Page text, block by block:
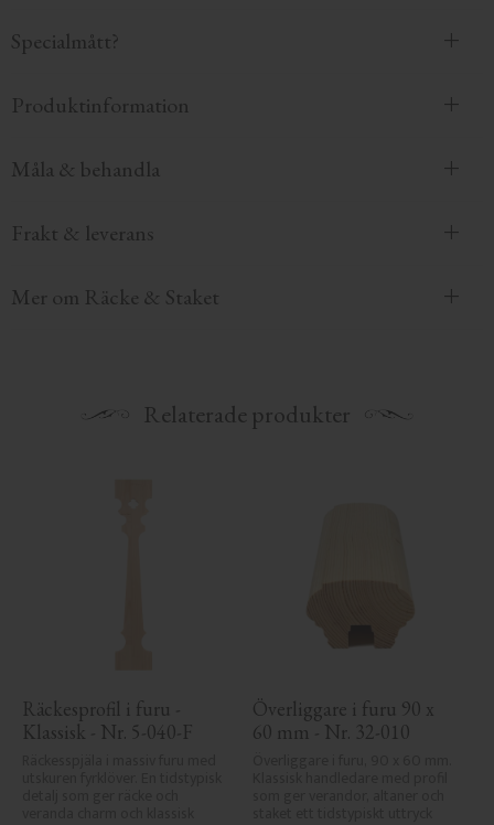
Specialmått?
Produktinformation
Måla & behandla
Frakt & leverans
Mer om Räcke & Staket
Relaterade produkter
Räckesprofil i furu -
Klassisk - Nr. 5-040-F
Överliggare i furu 90 x
60 mm - Nr. 32-010